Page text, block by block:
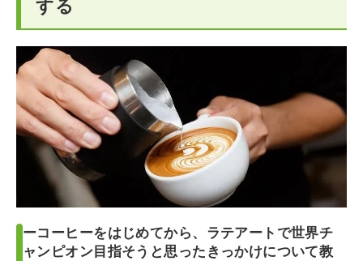
する
ーコーヒーをはじめてから、ラテアートで世界チ
ャンピオン目指そうと思ったきっかけについて教